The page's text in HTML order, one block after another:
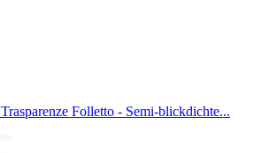
Trasparenze Folletto - Semi-blickdichte...